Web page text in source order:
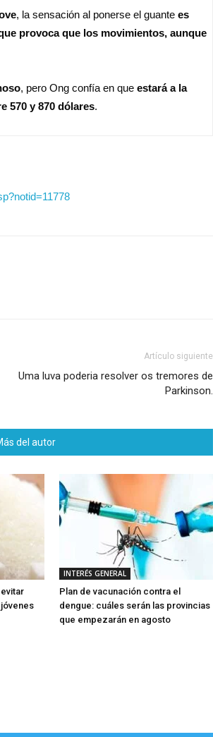
, la sensación al ponerse el guante es
provoca que los movimientos, aunque
, pero Ong confía en que estará a la
570 y 870 dólares.
Artículo siguiente
Uma luva poderia resolver os tremores de
Parkinson.
del autor
INTERÉS GENERAL
Plan de vacunación contra el
dengue: cuáles serán las provincias
que empezarán en agosto